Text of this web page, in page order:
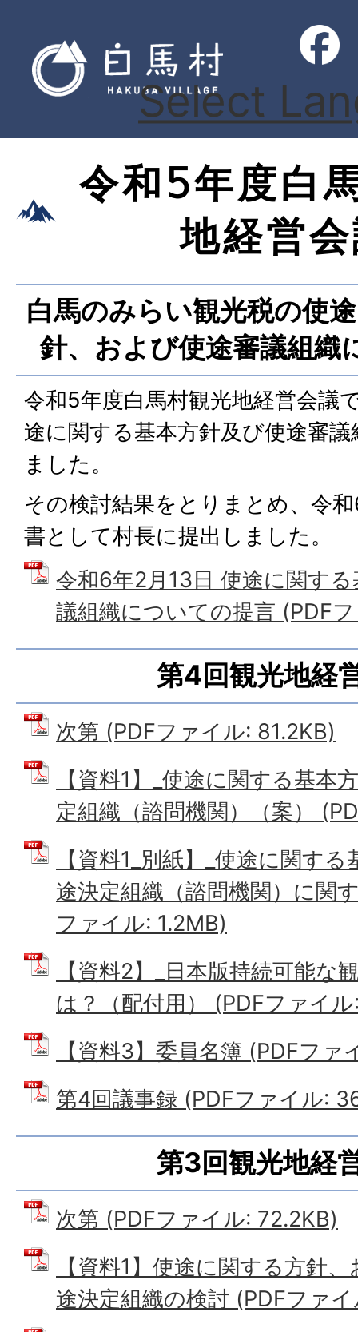
Select
令和5年度白
地経営
白馬のみらい観光税の使
針、および使途審議組織
令和5年度白馬村観光地経営会議
途に関する基本方針及び使途審
ました。
その検討結果をとりまとめ、令
書として村長に提出しました。
令和6年2月13日 使途に関す
議組織についての提言 (PDF
第4回観光地経
次第 (PDFファイル: 81.2KB)
【資料1】_使途に関する基本
定組織（諮問機関）（案）
【資料1_別紙】_使途に関す
途決定組織（諮問機関）に関
ファイル: 1.2MB)
【資料2】_日本版持続可能な
は？（配付用） (PDFファイ
【資料3】委員名簿 (PDFフ
第4回議事録 (PDFファイル:
第3回観光地経
次第 (PDFファイル: 72.2KB)
【資料1】使途に関する方針
途決定組織の検討 (PDFファ